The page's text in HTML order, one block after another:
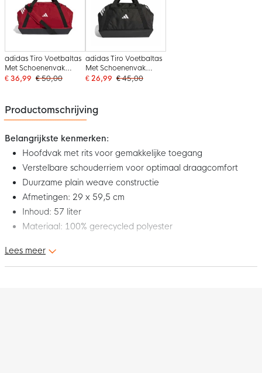
adidas Tiro Voetbaltas
Met Schoenenvak
Large Rood Wit
€ 36,99 € 50,00
adidas Tiro Voetbaltas
Met Schoenenvak
Medium Zwart Wit
€ 26,99 € 45,00
Productomschrijving
Belangrijkste kenmerken:
Hoofdvak met rits voor gemakkelijke toegang
Verstelbare schouderriem voor optimaal draagcomfort
Duurzame plain weave constructie
Afmetingen: 29 x 59,5 cm
Inhoud: 57 liter
Materiaal: 100% gerecycled polyester
Dit is de adidas Tiro Voetbaltas Medium Rood Wit, een
compacte maar verrassend ruime tas die perfect is voor
Lees meer